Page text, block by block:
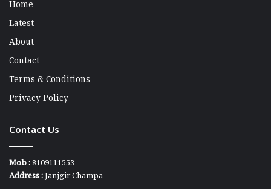
Home
Latest
About
Contact
Terms & Conditions
Privacy Policy
Contact Us
Mob :8109111553
Address :Janjgir Champa